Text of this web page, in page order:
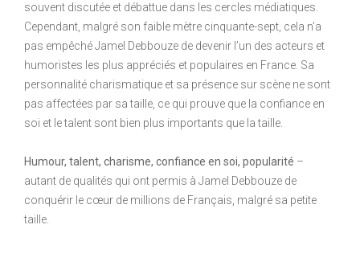
souvent discutée et débattue dans les cercles médiatiques.
Cependant, malgré son faible mètre cinquante-sept, cela n’a
pas empêché Jamel Debbouze de devenir l’un des acteurs et
humoristes les plus appréciés et populaires en France. Sa
personnalité charismatique et sa présence sur scène ne sont
pas affectées par sa taille, ce qui prouve que la confiance en
soi et le talent sont bien plus importants que la taille.
Humour, talent, charisme, confiance en soi, popularité –
autant de qualités qui ont permis à Jamel Debbouze de
conquérir le cœur de millions de Français, malgré sa petite
taille.